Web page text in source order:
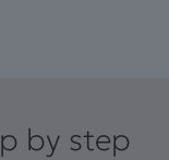
by step